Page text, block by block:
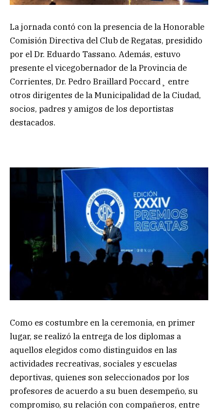
La jornada contó con la presencia de la Honorable
Comisión Directiva del Club de Regatas, presidido
por el Dr. Eduardo Tassano. Además, estuvo
presente el vicegobernador de la Provincia de
Corrientes, Dr. Pedro Braillard Poccard¸ entre
otros dirigentes de la Municipalidad de la Ciudad,
socios, padres y amigos de los deportistas
destacados.
Como es costumbre en la ceremonia, en primer
lugar, se realizó la entrega de los diplomas a
aquellos elegidos como distinguidos en las
actividades recreativas, sociales y escuelas
deportivas, quienes son seleccionados por los
profesores de acuerdo a su buen desempeño, su
compromiso, su relación con compañeros, entre